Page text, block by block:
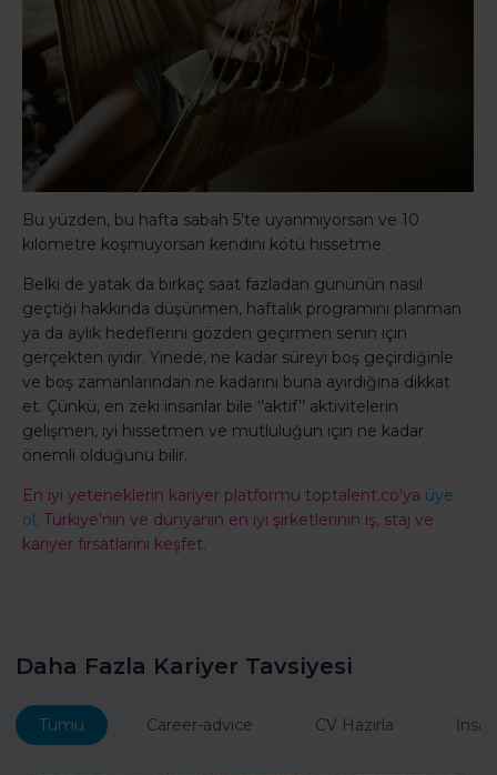
Bu yüzden, bu hafta sabah 5’te uyanmıyorsan ve 10
kilometre koşmuyorsan kendini kötü hissetme.
Belki de yatak da birkaç saat fazladan gününün nasıl
geçtiği hakkında düşünmen, haftalık programını planman
ya da aylık hedeflerini gözden geçirmen senin için
gerçekten iyidir. Yinede, ne kadar süreyi boş geçirdiğinle
ve boş zamanlarından ne kadarını buna ayırdığına dikkat
et. Çünkü, en zeki insanlar bile ‘’aktif’’ aktivitelerin
gelişmen, iyi hissetmen ve mutluluğun için ne kadar
önemli olduğunu bilir.
En iyi yeteneklerin kariyer platformu toptalent.co'ya üye
ol, Türkiye'nin ve dünyanın en iyi şirketlerinin iş, staj ve
kariyer fırsatlarını keşfet.
Daha Fazla Kariyer Tavsiyesi
Tümü Career-advice CV Hazırla